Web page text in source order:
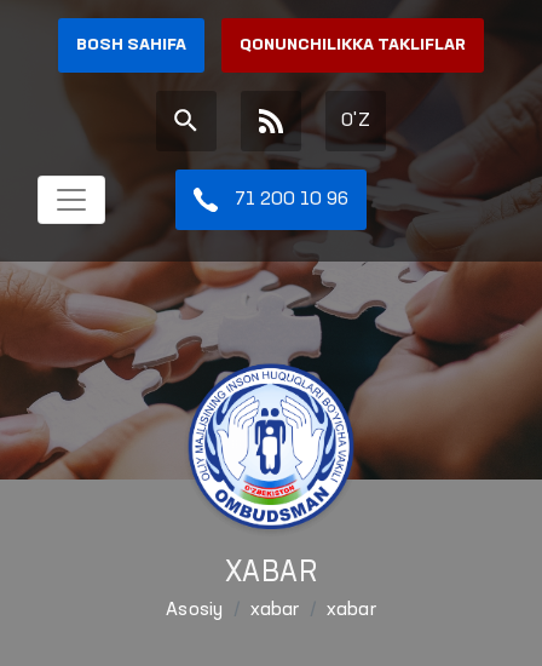
BOSH SAHIFA QONUNCHILIKKA TAKLIFLAR
O'Z
71 200 10 96
XABAR
Asosiy xabar xabar